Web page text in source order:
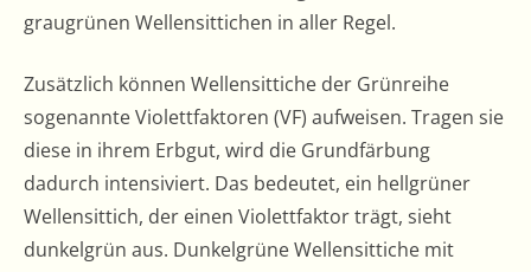
graugrünen Wellensittichen in aller Regel.
Zusätzlich können Wellensittiche der Grünreihe
sogenannte Violettfaktoren (VF) aufweisen. Tragen sie
diese in ihrem Erbgut, wird die Grundfärbung
dadurch intensiviert. Das bedeutet, ein hellgrüner
Wellensittich, der einen Violettfaktor trägt, sieht
dunkelgrün aus. Dunkelgrüne Wellensittiche mit